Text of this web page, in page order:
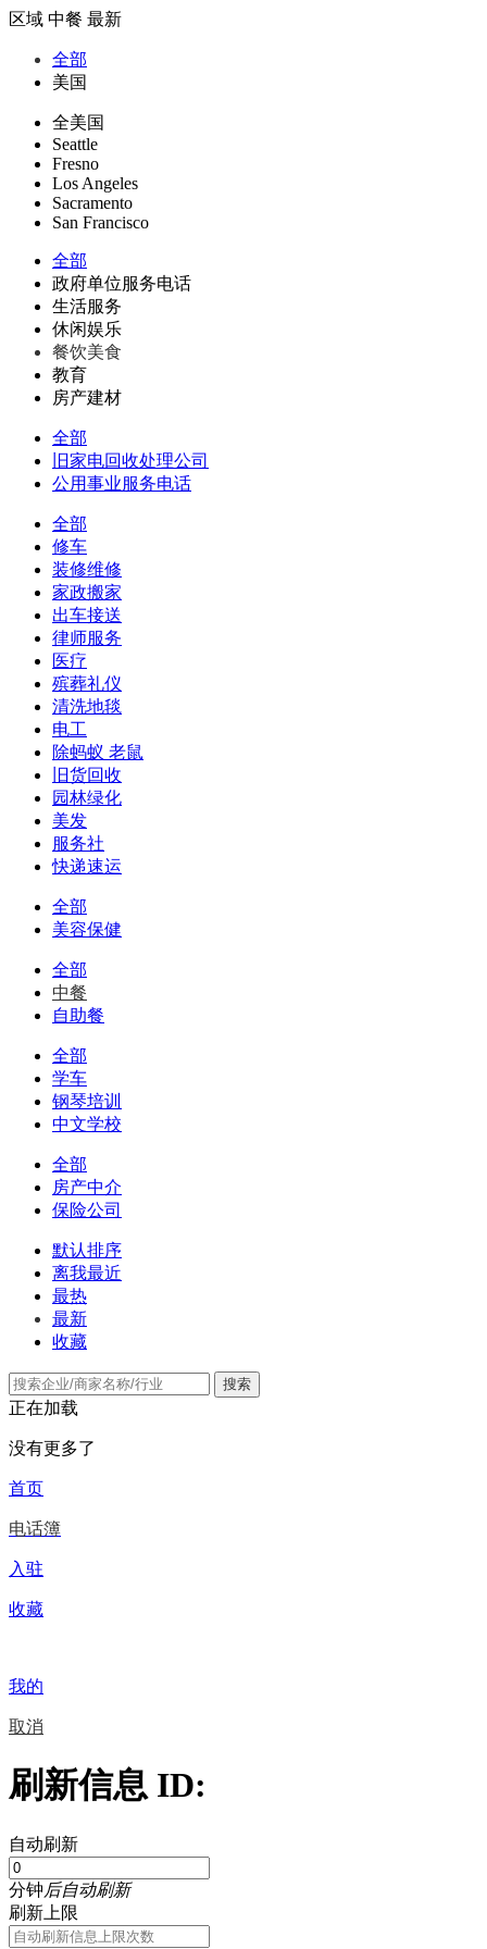
区域 中餐 最新
全部
美国
全美国
Seattle
Fresno
Los Angeles
Sacramento
San Francisco
全部
政府单位服务电话
生活服务
休闲娱乐
餐饮美食
教育
房产建材
全部
旧家电回收处理公司
公用事业服务电话
全部
修车
装修维修
家政搬家
出车接送
律师服务
医疗
殡葬礼仪
清洗地毯
电工
除蚂蚁 老鼠
旧货回收
园林绿化
美发
服务社
快递速运
全部
美容保健
全部
中餐
自助餐
全部
学车
钢琴培训
中文学校
全部
房产中介
保险公司
默认排序
离我最近
最热
最新
收藏
搜索
正在加载
没有更多了
首页
电话簿
入驻
收藏
我的
取消
刷新信息 ID:
自动刷新
分钟后自动刷新
刷新上限